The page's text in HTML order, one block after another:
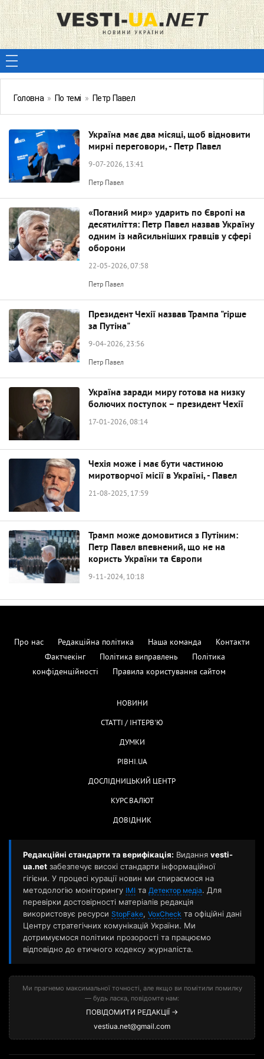
Головна » По темі » Петр Павел
Україна має два місяці, щоб відновити
мирні переговори, - Петр Павел
9-07-2026, 13:41
Петр Павел
«Поганий мир» ударить по Європі на
десятиліття: Петр Павел назвав Україну
одним із найсильніших гравців у сфері
оборони
22-05-2026, 07:58
Петр Павел
Президент Чехії назвав Трампа "гірше
за Путіна"
9-04-2026, 23:56
Петр Павел
Україна заради миру готова на низку
болючих поступок – президент Чехії
17-01-2026, 08:14
Чехія може і має бути частиною
миротворчої місії в Україні, - Павел
21-08-2025, 17:59
Трамп може домовитися з Путіним:
Петр Павел впевнений, що не на
користь України та Європи
9-11-2024, 10:18
Про нас Редакційна політика Наша команда
Контакти
Фактчекінг
Політика виправлень
Політика
конфіденційності
Правила користування сайтом
НОВИНИ
СТАТТІ / ІНТЕРВ'Ю
ДУМКИ
РІВНІ.UA
ДОСЛІДНИЦЬКИЙ ЦЕНТР
КУРС ВАЛЮТ
ДОВІДНИК
Редакційні стандарти та верифікація: Видання vesti-
ua.net забезпечує високі стандарти інформаційної
гігієни. У процесі курації новин ми спираємося на
методологію моніторингу ІМІ та Детектор медіа. Для
перевірки достовірності матеріалів редакція
використовує ресурси StopFake, VoxCheck та офіційні дані
Центру стратегічних комунікацій України. Ми
дотримуємося політики прозорості та працюємо
відповідно до етичного кодексу журналіста.
Ми прагнемо максимальної точності, але якщо ви помітили помилку
— будь ласка, повідомте нам:
ПОВІДОМИТИ РЕДАКЦІЇ →
vestiua.net@gmail.com